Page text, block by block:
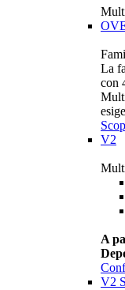
La
con
V2
A
V2 S